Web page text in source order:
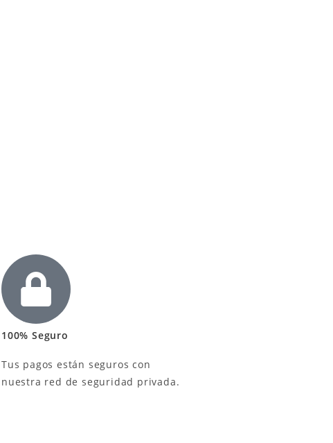
100% Seguro
Tus pagos están seguros con
nuestra red de seguridad privada.